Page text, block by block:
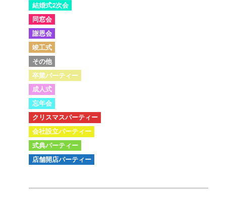
結婚式2次会
同窓会
謝恩会
竣工式
その他
卒業パーティー
成人式
忘年会
クリスマスパーティー
会社設立パーティー
式典パーティー
店舗開店パーティー